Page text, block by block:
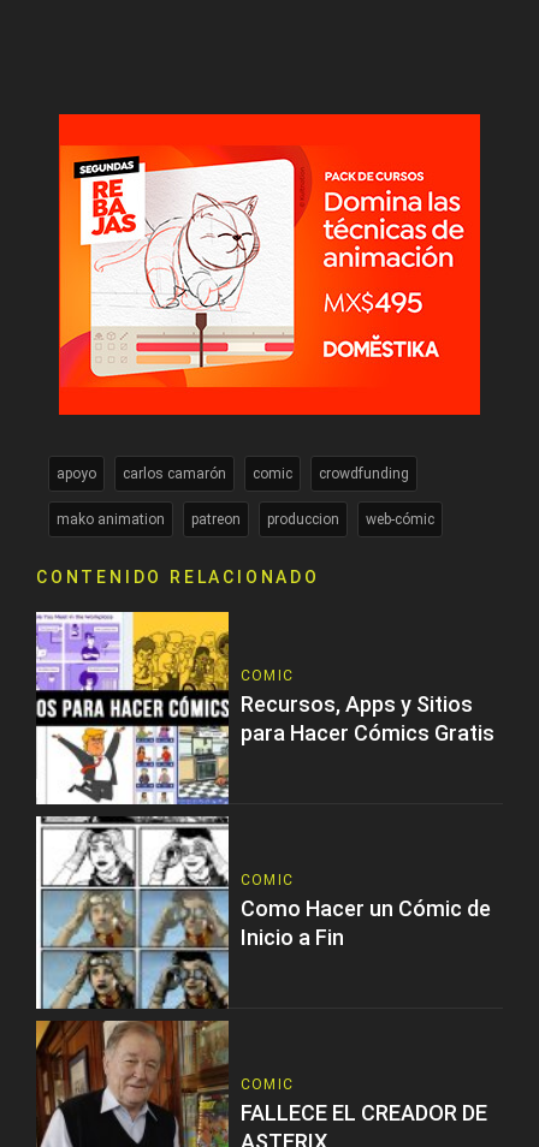
apoyo carlos camarón comic crowdfunding
mako animation patreon produccion web-cómic
CONTENIDO RELACIONADO
COMIC
Recursos, Apps y Sitios
para Hacer Cómics Gratis
COMIC
Como Hacer un Cómic de
Inicio a Fin
COMIC
FALLECE EL CREADOR DE
ASTERIX